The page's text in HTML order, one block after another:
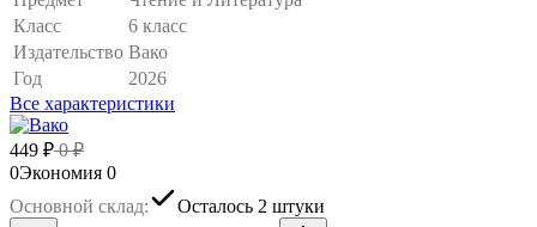
Класс
6 класс
Издательство Вако
Год
2026
Все характеристики
449 ₽0₽
0Экономия 0
Основной склад:
Осталось 2 штуки